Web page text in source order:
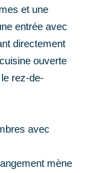
et une
entrée avec
directement
ouverte
rez-de-
avec
mène